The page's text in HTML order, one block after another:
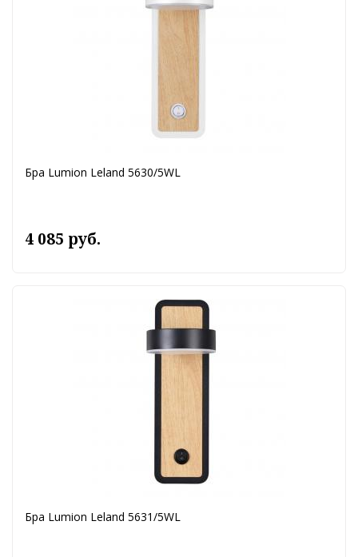
Бра Lumion Leland 5630/5WL
4 085 руб.
Бра Lumion Leland 5631/5WL